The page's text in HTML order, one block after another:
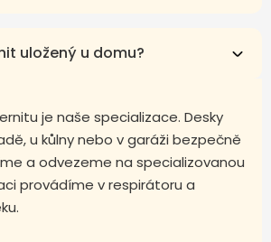
uložený u domu?
je naše specializace. Desky
u kůlny nebo v garáži bezpečně
a odvezeme na specializovanou
provádíme v respirátoru a